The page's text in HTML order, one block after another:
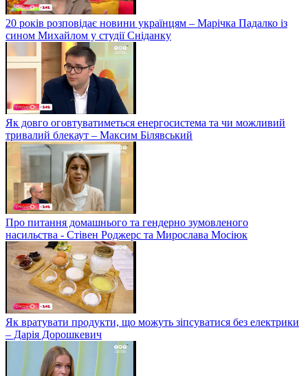
20 років розповідає новини українцям – Марічка Падалко із
сином Михайлом у студії Сніданку
Як довго оговтуватиметься енергосистема та чи можливий
тривалий блекаут – Максим Білявський
Про питання домашнього та гендерно зумовленого
насильства - Стівен Роджерс та Мирослава Мосіюк
Як вратувати продукти, що можуть зіпсуватися без електрики
– Дарія Дорошкевич